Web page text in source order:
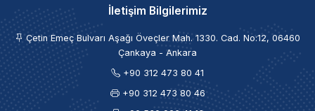
İletişim Bilgilerimiz
Çetin Emeç Bulvarı Aşağı Öveçler Mah. 1330. Cad. No:12, 06460
Çankaya - Ankara
+90 312 473 80 41
+90 312 473 80 46